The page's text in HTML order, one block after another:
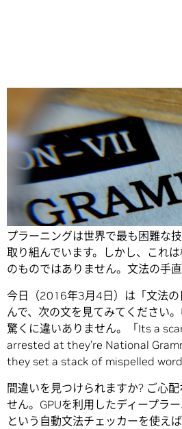
Share
自律運転車から、環境センシング
プラーニングは世界で最も困難な
取り組んでいます。しかし、これ
のものではありません。文法の手直
今日（2016年3月4日）は「文法の
んで、次の文を見てみてください
驚くに違いありません。「Its a
arrested at they’re National
they set a stack of mispelled
間違いを見つけられますか? ご心
せん。GPUを利用したディープラ
という自動文法チェッカーを使え